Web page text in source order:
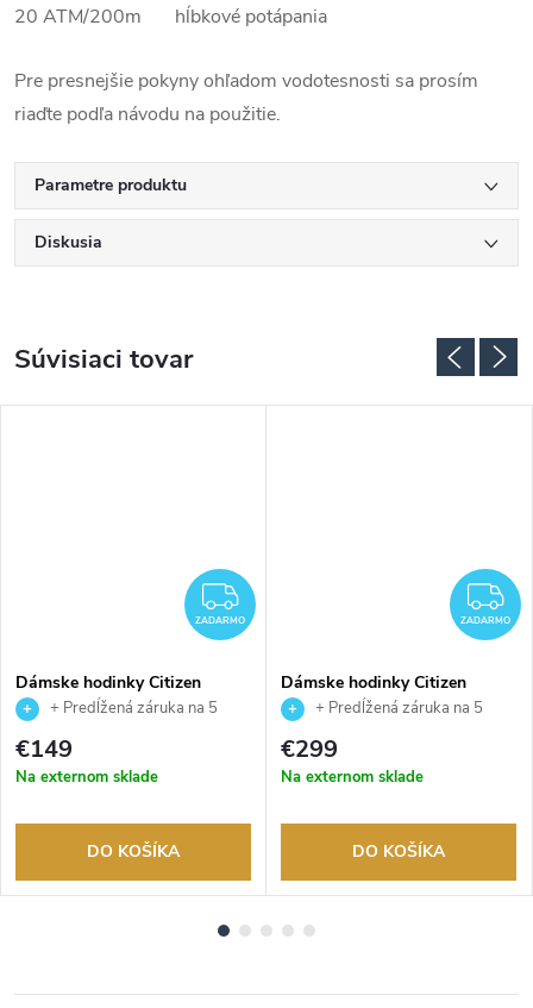
20 ATM/200m hĺbkové potápania
Pre presnejšie pokyny ohľadom vodotesnosti sa prosím
riaďte podľa návodu na použitie.
Parametre produktu
Diskusia
Súvisiaci tovar
ZADARMO
ZADARMO
Dámske hodinky Citizen
FE1241-71Z
+ Predĺžená záruka na 5
rokov. Až 100 dní na vrátenie
tovaru. Autorizovaný predajca.
€149
Na externom sklade
DO KOŠÍKA
ZADARMO
Dámske hodinky Citizen
EW5622-09P
+ Predĺžená záruka na 5
rokov. Až 100 dní na vrátenie
tovaru. Autorizovaný predajca.
€299
Na externom sklade
DO KOŠÍKA